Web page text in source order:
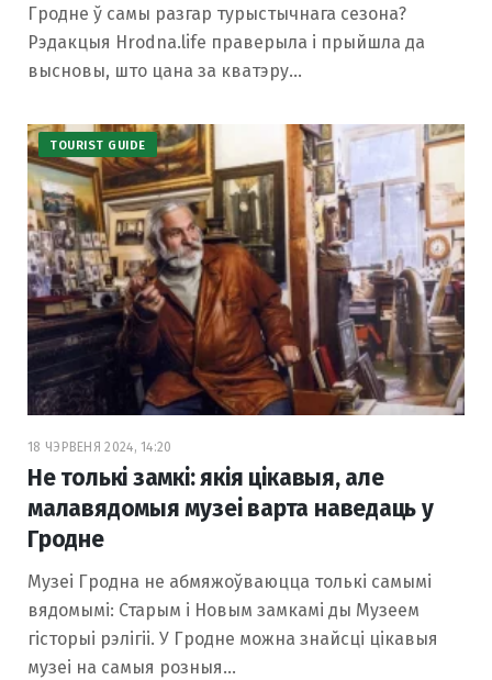
Гродне ў самы разгар турыстычнага сезона?
Рэдакцыя Hrodna.life праверыла і прыйшла да
высновы, што цана за кватэру…
TOURIST GUIDE
18 ЧЭРВЕНЯ 2024, 14:20
Не толькі замкі: якія цікавыя, але
малавядомыя музеі варта наведаць у
Гродне
Музеі Гродна не абмяжоўваюцца толькі самымі
вядомымі: Старым і Новым замкамі ды Музеем
гісторыі рэлігіі. У Гродне можна знайсці цікавыя
музеі на самыя розныя…